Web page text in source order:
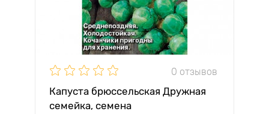
0 отзывов
Капуста брюссельская Дружная
семейка, семена